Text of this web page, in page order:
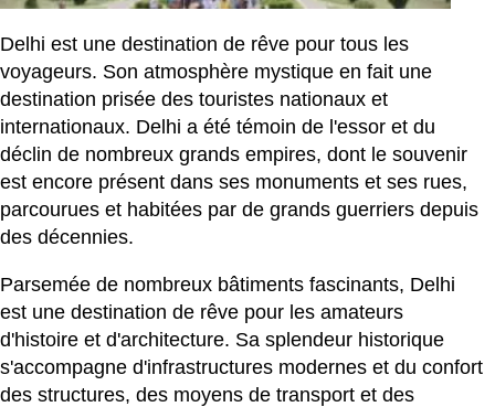
Delhi est une destination de rêve pour tous les
voyageurs. Son atmosphère mystique en fait une
destination prisée des touristes nationaux et
internationaux. Delhi a été témoin de l'essor et du
déclin de nombreux grands empires, dont le souvenir
est encore présent dans ses monuments et ses rues,
parcourues et habitées par de grands guerriers depuis
des décennies.
Parsemée de nombreux bâtiments fascinants, Delhi
est une destination de rêve pour les amateurs
d'histoire et d'architecture. Sa splendeur historique
s'accompagne d'infrastructures modernes et du confort
des structures, des moyens de transport et des